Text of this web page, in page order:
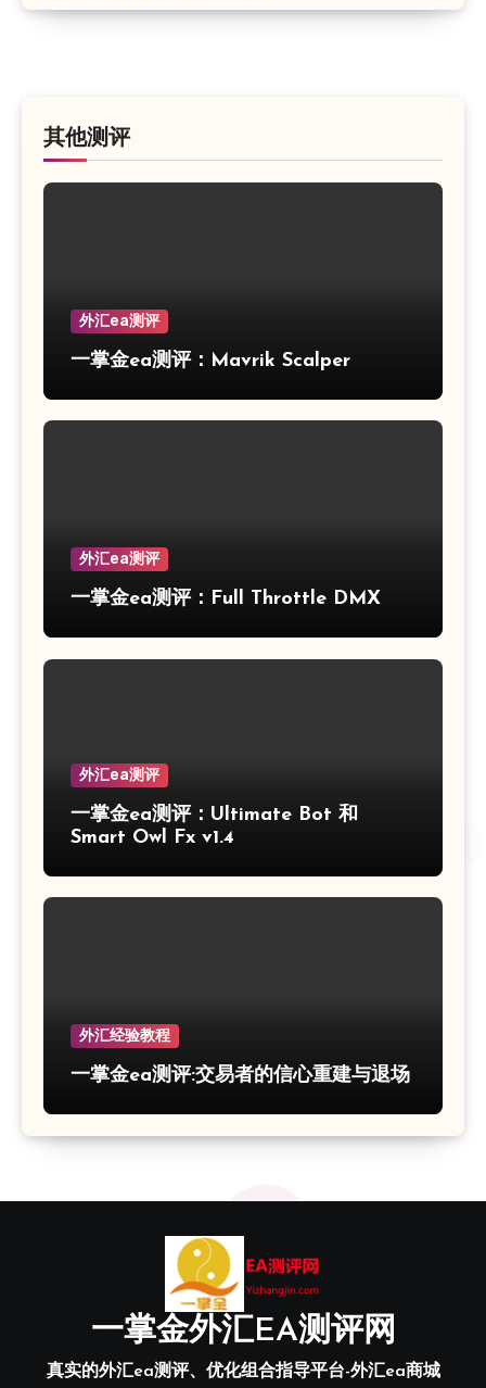
其他测评
外汇ea测评
一掌金ea测评：Mavrik Scalper
外汇ea测评
一掌金ea测评：Full Throttle DMX
外汇ea测评
一掌金ea测评：Ultimate Bot 和
Smart Owl Fx v1.4
外汇经验教程
一掌金ea测评:交易者的信心重建与退场
一掌金外汇EA测评网
真实的外汇ea测评、优化组合指导平台-外汇ea商城